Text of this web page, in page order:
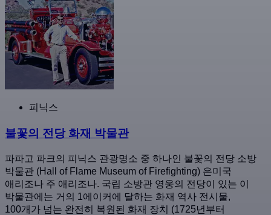
피닉스
불꽃의 전당 화재 박물관
파파고 파크의 피닉스 관광명소 중 하나인 불꽃의 전당 소방
박물관 (Hall of Flame Museum of Firefighting) 은미국
애리조나 주 애리조나. 국립 소방관 영웅의 전당이 있는 이
박물관에는 거의 1에이커에 달하는 화재 역사 전시물,
100개가 넘는 완전히 복원된 화재 장치 (1725년부터